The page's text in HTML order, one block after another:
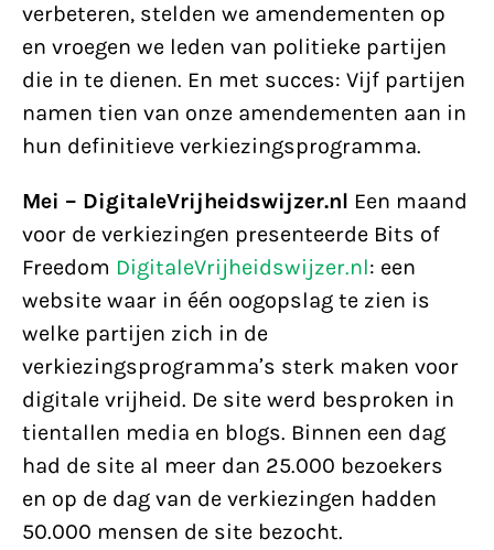
verbeteren, stelden we amendementen op
en vroegen we leden van politieke partijen
die in te dienen. En met succes: Vijf partijen
namen tien van onze amendementen aan in
hun definitieve verkiezingsprogramma.
Mei – DigitaleVrijheidswijzer.nl Een maand
voor de verkiezingen presenteerde Bits of
Freedom DigitaleVrijheidswijzer.nl: een
website waar in één oogopslag te zien is
welke partijen zich in de
verkiezingsprogramma’s sterk maken voor
digitale vrijheid. De site werd besproken in
tientallen media en blogs. Binnen een dag
had de site al meer dan 25.000 bezoekers
en op de dag van de verkiezingen hadden
50.000 mensen de site bezocht.